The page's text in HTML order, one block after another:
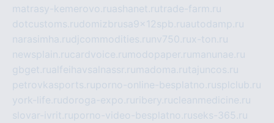
matrasy-kemerovo.ruashanet.rutrade-farm.ru
dotcustoms.rudomizbrusa9x12spb.ruautodamp.ru
narasimha.rudjcommodities.ru nv750.rux-ton.ru
newsplain.rucardvoice.ru modopaper.ru manunae.ru
gbget.rualfeihavsalnassr.ru madoma.rutajuncos.ru
petrovkasports.ruporno-online-besplatno.rusplclub.ru
york-life.rudoroga-expo.ru ribery.rucleanmedicine.ru
slovar-ivrit.ruporno-video-besplatno.ruseks-365.ru